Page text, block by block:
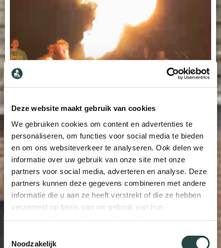
Deze website maakt gebruik van cookies
We gebruiken cookies om content en advertenties te
personaliseren, om functies voor social media te bieden
en om ons websiteverkeer te analyseren. Ook delen we
informatie over uw gebruik van onze site met onze
partners voor social media, adverteren en analyse. Deze
partners kunnen deze gegevens combineren met andere
informatie die u aan ze heeft verstrekt of die ze hebben
verzameld op basis van uw gebruik van hun
moment wijzigen of intrekken.
Noodzakelijk